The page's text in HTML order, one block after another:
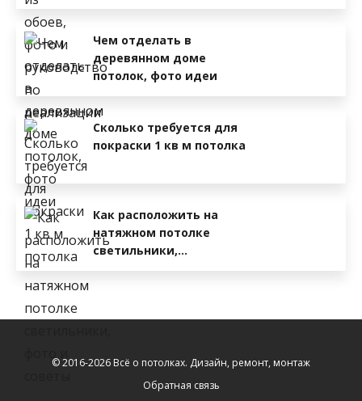
Чем отделать в
деревянном доме
потолок, фото идеи
Сколько требуется для
покраски 1 кв м потолка
Как расположить на
натяжном потолке
светильники,…
© 2016-2026 Всё о потолках. Дизайн, ремонт, монтаж
Обратная связь